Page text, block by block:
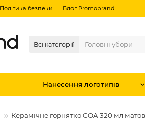
Політика безпеки Блог Promobrand
Всі категорії
Нанесення логотипів
Керамічне горнятко GOA 320 мл